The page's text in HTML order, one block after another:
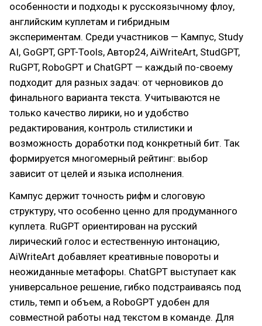
особенности и подходы к русскоязычному флоу,
английским куплетам и гибридным
экспериментам. Среди участников — Кампус, Study
AI, GoGPT, GPT-Tools, Автор24, AiWriteArt, StudGPT,
RuGPT, RoboGPT и ChatGPT — каждый по-своему
подходит для разных задач: от черновиков до
финального варианта текста. Учитываются не
только качество лирики, но и удобство
редактирования, контроль стилистики и
возможность доработки под конкретный бит. Так
формируется многомерный рейтинг: выбор
зависит от целей и языка исполнения.
Кампус держит точность рифм и слоговую
структуру, что особенно ценно для продуманного
куплета. RuGPT ориентирован на русский
лирический голос и естественную интонацию,
AiWriteArt добавляет креативные повороты и
неожиданные метафоры. ChatGPT выступает как
универсальное решение, гибко подстраиваясь под
стиль, темп и объем, а RoboGPT удобен для
совместной работы над текстом в команде. Для